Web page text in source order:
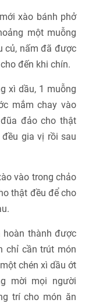
xào bánh phở
một muỗng
củ, nấm đã được
đến khi chín.
xì dầu, 1 muỗng
mắm chay vào
đảo cho thật
gia vị rồi sau
vào trong chảo
thật đều để cho
thành được
chỉ cần trút món
chén xì dầu ớt
mời mọi người
trí cho món ăn